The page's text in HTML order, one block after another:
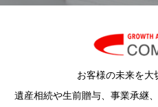
お客様の未来を大
遺産相続や生前贈与、事業承継